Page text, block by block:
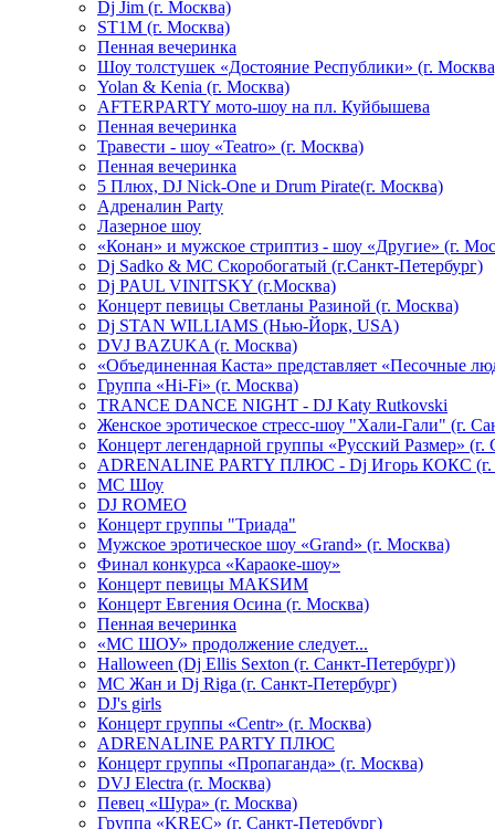
Dj Jim (г. Москва)
ST1M (г. Москва)
Пенная вечеринка
Шоу толстушек «Достояние Республики» (г.
Yolan & Kenia (г. Москва)
AFTERPARTY мото-шоу на пл. Куйбышева
Пенная вечеринка
Травести - шоу «Teatro» (г. Москва)
Пенная вечеринка
5 Плюх, DJ Nick-One и Drum Pirate(г. Москва)
Адреналин Party
Лазерное шоу
«Конан» и мужское стриптиз - шоу «Другие» (г.
Dj Sadko & МС Скоробогатый (г.Санкт-Петербург)
Dj PAUL VINITSKY (г.Москва)
Концерт певицы Светланы Разиной (г. Москва)
Dj STAN WILLIAMS (Нью-Йорк, USA)
DVJ BAZUKA (г. Москва)
«Объединенная Каста» представляет «Песочные
Группа «Hi-Fi» (г. Москва)
TRANCE DANCE NIGHT - DJ Katy Rutkovski
Женское эротическое стресс-шоу "Хали-Гали" (г.
Концерт легендарной группы «Русский Размер» (г.
ADRENALINE PARTY ПЛЮС - Dj Игорь КОКС (г.
MC Шоу
DJ ROMEO
Концерт группы "Триада"
Мужское эротическое шоу «Grand» (г. Москва)
Финал конкурса «Караоке-шоу»
Концерт певицы МАКSИМ
Концерт Евгения Осина (г. Москва)
Пенная вечеринка
«МС ШОУ» продолжение следует...
Halloween (Dj Ellis Sexton (г. Санкт-Петербург))
МС Жан и Dj Riga (г. Санкт-Петербург)
DJ's girls
Концерт группы «Centr» (г. Москва)
ADRENALINE PARTY ПЛЮС
Концерт группы «Пропаганда» (г. Москва)
DVJ Electra (г. Москва)
Певец «Шура» (г. Москва)
Группа «KREC» (г. Санкт-Петербург)